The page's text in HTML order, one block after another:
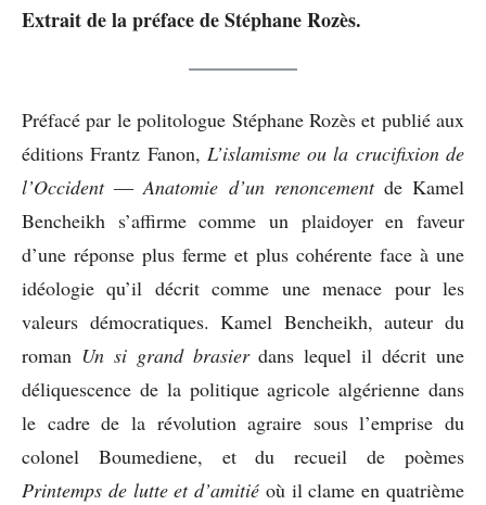
Extrait de la préface de Stéphane Rozès.
Préfacé par le politologue Stéphane Rozès et publié aux
éditions Frantz Fanon, L’islamisme ou la crucifixion de
l’Occident―Anatomie d’un renoncement de Kamel
Bencheikh s’affirme comme un plaidoyer en faveur
d’une réponse plus ferme et plus cohérente face à une
idéologie qu’il décrit comme une menace pour les
valeurs démocratiques. Kamel Bencheikh, auteur du
roman Un si grand brasierdans lequel il décrit une
déliquescence de la politique agricole algérienne dans
le cadre de la révolution agraire sous l’emprise du
colonel Boumediene, et du recueil de poèmes
Printemps de lutte et d’amitié où il clame en quatrième